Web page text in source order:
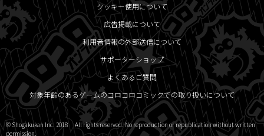
クッキー使用について
広告掲載について
利用者情報の外部送信について
サポーターショップ
よくあるご質問
対象年齢のあるゲームのコロコロコミックでの取り扱いについて
© Shogakukan Inc. 2018 All rights reserved. No reproduction or republication without written
permission.